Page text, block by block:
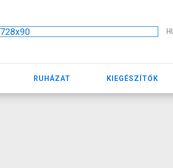
728x90
RUHÁZAT KIEGÉSZÍTŐK